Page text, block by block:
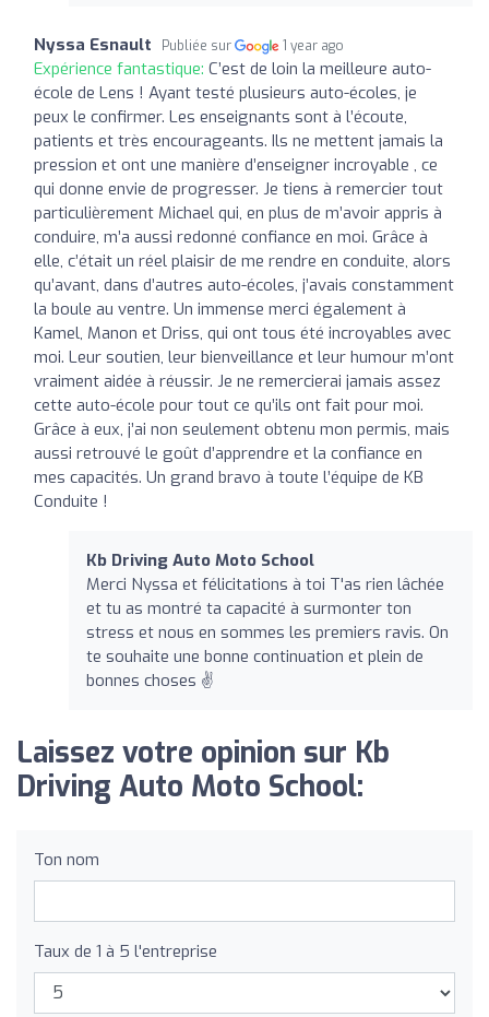
Nyssa Esnault Publiée sur 1 year ago
Expérience fantastique: C’est de loin la meilleure auto-
école de Lens ! Ayant testé plusieurs auto-écoles, je
peux le confirmer. Les enseignants sont à l’écoute,
patients et très encourageants. Ils ne mettent jamais la
pression et ont une manière d’enseigner incroyable , ce
qui donne envie de progresser. Je tiens à remercier tout
particulièrement Michael qui, en plus de m’avoir appris à
conduire, m’a aussi redonné confiance en moi. Grâce à
elle, c’était un réel plaisir de me rendre en conduite, alors
qu’avant, dans d’autres auto-écoles, j’avais constamment
la boule au ventre. Un immense merci également à
Kamel, Manon et Driss, qui ont tous été incroyables avec
moi. Leur soutien, leur bienveillance et leur humour m’ont
vraiment aidée à réussir. Je ne remercierai jamais assez
cette auto-école pour tout ce qu’ils ont fait pour moi.
Grâce à eux, j’ai non seulement obtenu mon permis, mais
aussi retrouvé le goût d’apprendre et la confiance en
mes capacités. Un grand bravo à toute l’équipe de KB
Conduite !
Kb Driving Auto Moto School
Merci Nyssa et félicitations à toi T'as rien lâchée
et tu as montré ta capacité à surmonter ton
stress et nous en sommes les premiers ravis. On
te souhaite une bonne continuation et plein de
bonnes choses ✌️
Laissez votre opinion sur Kb
Driving Auto Moto School:
Ton nom
Taux de 1 à 5 l'entreprise